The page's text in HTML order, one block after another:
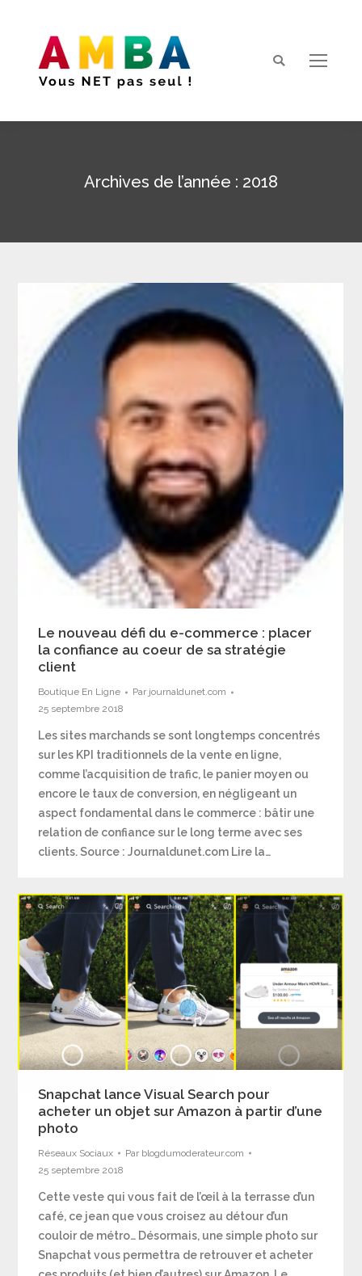
Search:
Archives de l’année : 2018
Le nouveau défi du e-commerce : placer
la confiance au coeur de sa stratégie
client
Boutique En Ligne Par journaldunet.com
25 septembre 2018
Les sites marchands se sont longtemps concentrés
sur les KPI traditionnels de la vente en ligne,
comme l’acquisition de trafic, le panier moyen ou
encore le taux de conversion, en négligeant un
aspect fondamental dans le commerce : bâtir une
relation de confiance sur le long terme avec ses
clients. Source : Journaldunet.com Lire la…
Snapchat lance Visual Search pour
acheter un objet sur Amazon à partir d’une
photo
Réseaux Sociaux Par blogdumoderateur.com
25 septembre 2018
Cette veste qui vous fait de l’œil à la terrasse d’un
café, ce jean que vous croisez au détour d’un
couloir de métro… Désormais, une simple photo sur
Snapchat vous permettra de retrouver et acheter